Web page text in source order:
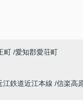
町 愛知郡愛荘町
江鉄道近江本線 信楽高